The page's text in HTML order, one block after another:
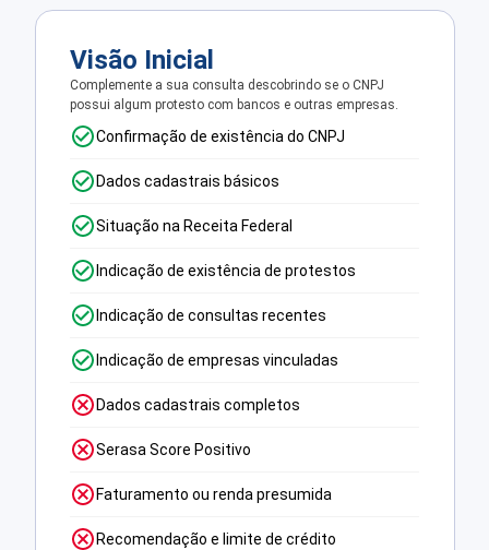
Visão Inicial
Complemente a sua consulta descobrindo se o CNPJ
possui algum protesto com bancos e outras empresas.
Confirmação de existência do CNPJ
Dados cadastrais básicos
Situação na Receita Federal
Indicação de existência de protestos
Indicação de consultas recentes
Indicação de empresas vinculadas
Dados cadastrais completos
Serasa Score Positivo
Faturamento ou renda presumida
Recomendação e limite de crédito